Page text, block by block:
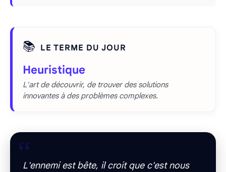
📚 LE TERME DU JOUR
Heuristique
L'art de découvrir, de trouver des solutions
innovantes à des problèmes complexes.
“
L'ennemi est bête, il croit que c'est nous